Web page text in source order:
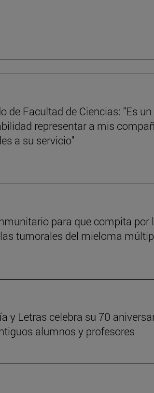
de Facultad de Ciencias: "Es un
representar a mis
a su servicio"
para que compita por
tumorales del mieloma
y Letras celebra su 70
alumnos y profesores